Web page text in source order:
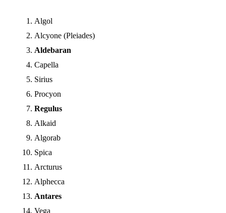
Algol
Alcyone (Pleiades)
Aldebaran
Capella
Sirius
Procyon
Regulus
Alkaid
Algorab
Spica
Arcturus
Alphecca
Antares
Vega